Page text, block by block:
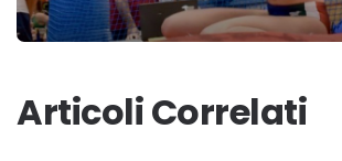
Articoli Correlati